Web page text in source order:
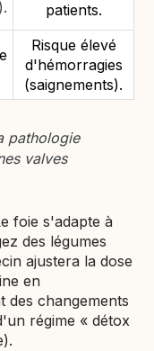
patients.
Risque élevé
d'hémorragies
(saignements).
pathologie
valves
foie s'adapte à
des légumes
ajustera la dose
en
des changements
régime « détox